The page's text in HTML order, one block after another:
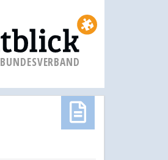
BUNDESVERBAND